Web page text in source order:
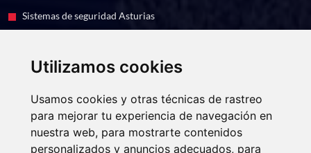
Utilizamos cookies
Usamos cookies y otras técnicas de rastreo
para mejorar tu experiencia de navegación en
nuestra web, para mostrarte contenidos
personalizados y anuncios adecuados, para
Sistemas de seguridad Asturias
EUROFESA, S.A. ha recibido una ayuda de 6.410 euros para la
Programa de incentivos a la movilidad eficiente y sostenible
(Programa MOVES III) del Ministerio para la Transición Ecológica y
el Reto Demográfico a través del IDAE, gestionado por la Junta de
Castilla y León